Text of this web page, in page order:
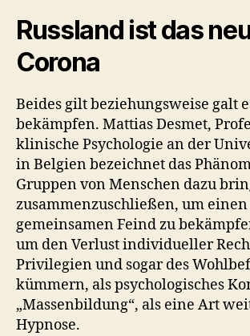
Russland ist das
Corona
Beides gilt beziehungsweise galt
bekämpfen. Mattias Desmet,
klinische Psychologie an der
in Belgien bezeichnet das
Gruppen von Menschen dazu
zusammenzuschließen, um einen
gemeinsamen Feind zu
um den Verlust individueller
Privilegien und sogar des
kümmern, als psychologisches
„Massenbildung“, als eine Art
Hypnose.